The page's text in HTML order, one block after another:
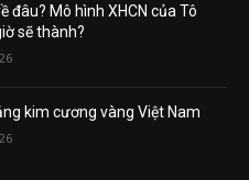
đâu? Mô hình XHCN của Tô
sẽ thành?
kim cương vàng Việt Nam